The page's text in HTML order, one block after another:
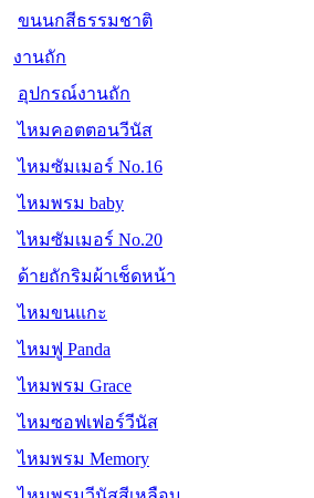
ขนนกสีธรรมชาติ
งานถัก
อุปกรณ์งานถัก
ไหมคอตตอนวีนัส
ไหมซัมเมอร์ No.16
ไหมพรม baby
ไหมซัมเมอร์ No.20
ด้ายถักริมผ้าเช็ดหน้า
ไหมขนแกะ
ไหมฟู Panda
ไหมพรม Grace
ไหมซอฟเฟอร์วีนัส
ไหมพรม Memory